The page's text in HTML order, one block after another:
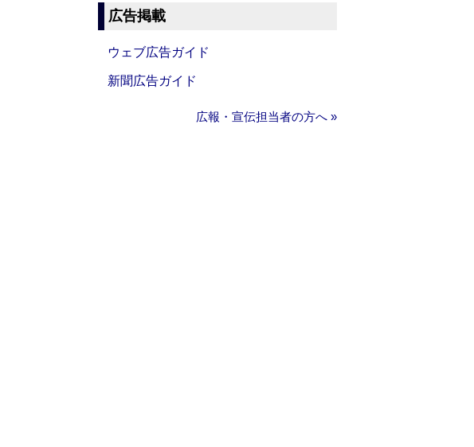
広告掲載
ウェブ広告ガイド
新聞広告ガイド
広報・宣伝担当者の方へ »